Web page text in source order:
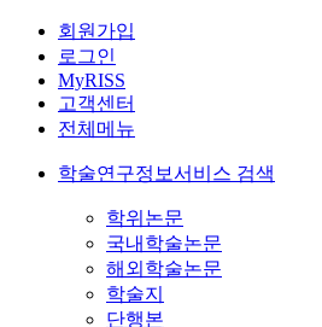
회원가입
로그인
MyRISS
고객센터
전체메뉴
학술연구정보서비스 검색
학위논문
국내학술논문
해외학술논문
학술지
단행본